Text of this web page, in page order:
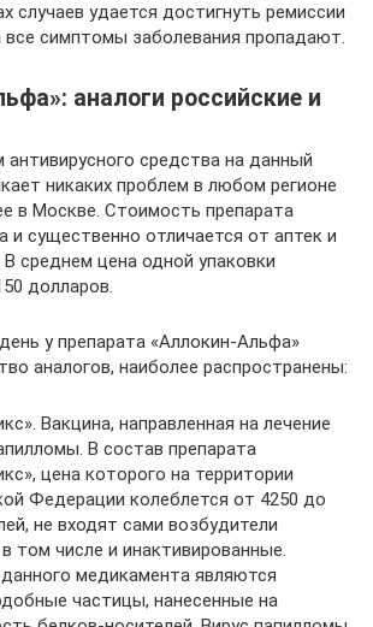
случаев удается достигнуть ремиссии
все симптомы заболевания пропадают.
аналоги российские и
антивирусного средства на данный
никаких проблем в любом регионе
в Москве. Стоимость препарата
и существенно отличается от аптек и
среднем цена одной упаковки
долларов.
у препарата «Аллокин-Альфа»
аналогов, наиболее распространены:
Вакцина, направленная на лечение
В состав препарата
цена которого на территории
Федерации колеблется от 4250 до
не входят сами возбудители
том числе и инактивированные.
медикамента являются
частицы, нанесенные на